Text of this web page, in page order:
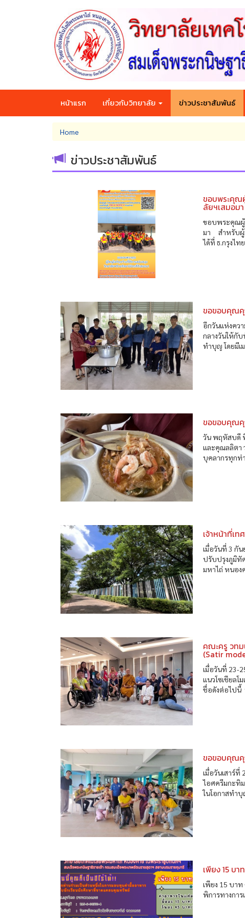
หน้าแรก เกี่ยวกับวิทยาลัย ข่าวประชาสัมพันธ์
You
are
here
Home
ข่าวประชาสัมพันธ์
ขอบพระคุณ
ลัยฯเสมอมา
ขอบพระคุณผู้
มา สำหรับผู้มี
ได้ที่ ธ.กรุงไท
ขอขอบคุณคุ
อีกวันแห่งคว
กลางวันให้กั
ทำบุญ โดยมีเ
ขอขอบคุณคุ
วัน พฤหัสบดี
และคุณลลิตา
บุคลากรทุกท่
เจ้าหน้าที่เ
เมื่อวันที่ 3 กั
ปรับปรุงภูมิทั
มหาไถ่ หนอง
คณะครู วทม
(Satir
เมื่อวันที่ 23-
แนวโซเชียลโ
ชื่อดังต่อไปนี้
ขอขอบคุณ
เมื่อวันเสาร์
ไอศครีมกะทิ
ในโอกาสทำ
เพียง 15 บ
เพียง 15 บา
พิการทางกา